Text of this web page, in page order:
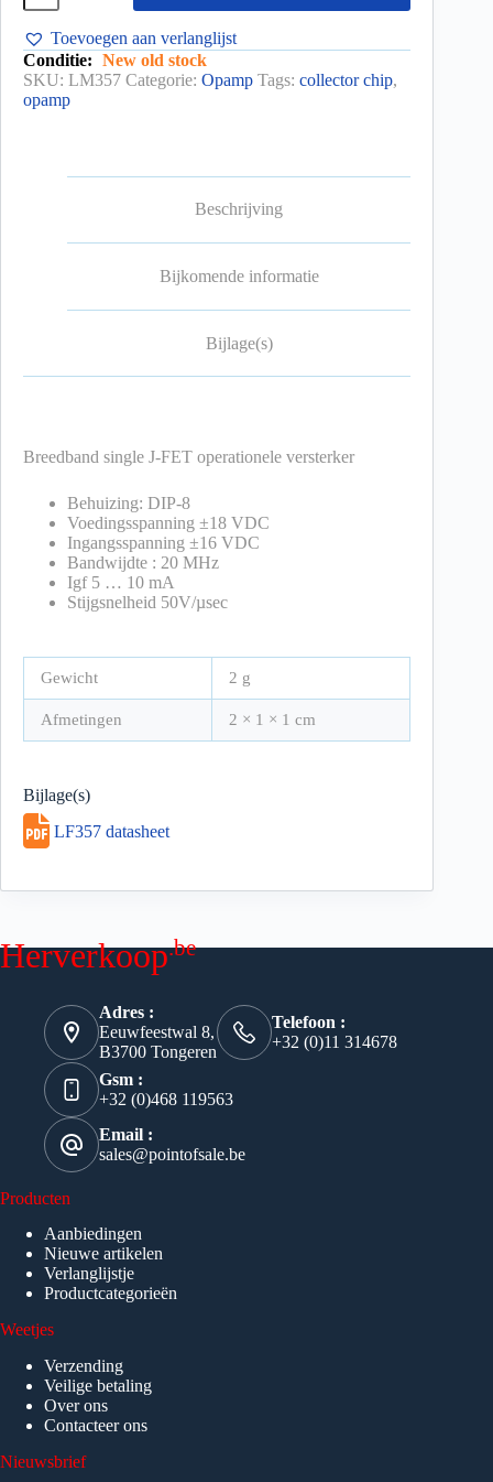
Toevoegen aan verlanglijst
Conditie: New old stock
SKU: LM357 Categorie: Opamp Tags: collector chip,
opamp
Beschrijving
Bijkomende informatie
Bijlage(s)
Breedband single J-FET operationele versterker
Behuizing: DIP-8
Voedingsspanning ±18 VDC
Ingangsspanning ±16 VDC
Bandwijdte : 20 MHz
Igf 5 … 10 mA
Stijgsnelheid 50V/µsec
Gewicht 2 g
Afmetingen 2 × 1 × 1 cm
Bijlage(s)
LF357 datasheet
Herverkoop.be
Adres :
Eeuwfeestwal 8,
B3700 Tongeren
Telefoon :
+32 (0)11 314678
Gsm :
+32 (0)468 119563
Email :
sales@pointofsale.be
Producten
Aanbiedingen
Nieuwe artikelen
Verlanglijstje
Productcategorieën
Weetjes
Verzending
Veilige betaling
Over ons
Contacteer ons
Nieuwsbrief